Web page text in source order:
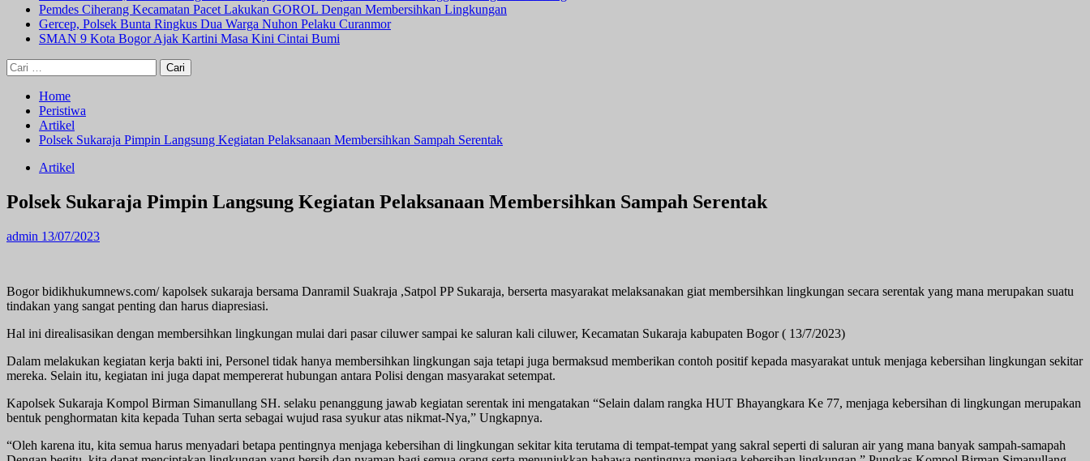
Pemdes Ciherang Kecamatan Pacet Lakukan GOROL Dengan Membersihkan Lingkungan
Gercep, Polsek Bunta Ringkus Dua Warga Nuhon Pelaku Curanmor
SMAN 9 Kota Bogor Ajak Kartini Masa Kini Cintai Bumi
Cari
untuk:
Home
Peristiwa
Artikel
Polsek Sukaraja Pimpin Langsung Kegiatan Pelaksanaan Membersihkan Sampah Serentak
Artikel
Polsek Sukaraja Pimpin Langsung Kegiatan Pelaksanaan Membersihkan Sampah Serentak
admin 13/07/2023
Bogor bidikhukumnews.com/ kapolsek sukaraja bersama Danramil Suakraja ,Satpol PP Sukaraja, berserta masyarakat melaksanakan giat membersihkan lingkungan secara serentak yang mana merupakan suatu
tindakan yang sangat penting dan harus diapresiasi.
Hal ini direalisasikan dengan membersihkan lingkungan mulai dari pasar ciluwer sampai ke saluran kali ciluwer, Kecamatan Sukaraja kabupaten Bogor ( 13/7/2023)
Dalam melakukan kegiatan kerja bakti ini, Personel tidak hanya membersihkan lingkungan saja tetapi juga bermaksud memberikan contoh positif kepada masyarakat untuk menjaga kebersihan lingkungan sekitar
mereka. Selain itu, kegiatan ini juga dapat mempererat hubungan antara Polisi dengan masyarakat setempat.
Kapolsek Sukaraja Kompol Birman Simanullang SH. selaku penanggung jawab kegiatan serentak ini mengatakan “Selain dalam rangka HUT Bhayangkara Ke 77, menjaga kebersihan di lingkungan merupakan
bentuk penghormatan kita kepada Tuhan serta sebagai wujud rasa syukur atas nikmat-Nya,” Ungkapnya.
“Oleh karena itu, kita semua harus menyadari betapa pentingnya menjaga kebersihan di lingkungan sekitar kita terutama di tempat-tempat yang sakral seperti di saluran air yang mana banyak sampah-samapah